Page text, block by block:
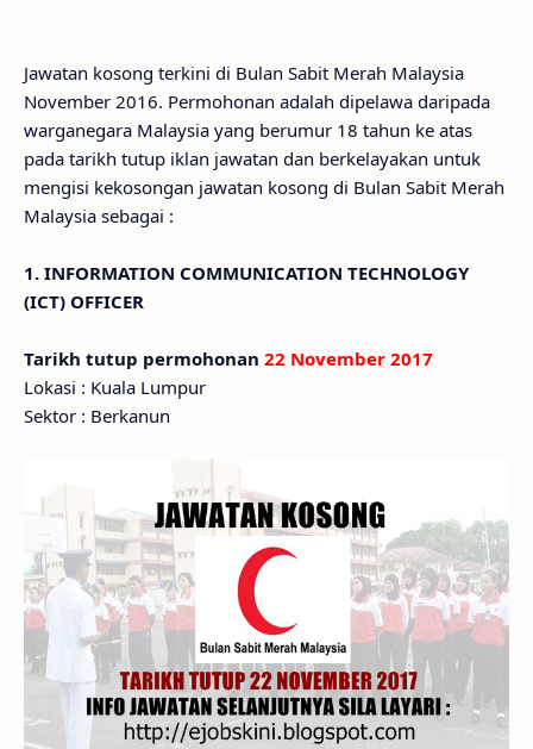
Jawatan kosong terkini di Bulan Sabit Merah Malaysia
November 2016. Permohonan adalah dipelawa daripada
warganegara Malaysia yang berumur 18 tahun ke atas
pada tarikh tutup iklan jawatan dan berkelayakan untuk
mengisi kekosongan jawatan kosong di Bulan Sabit Merah
Malaysia sebagai :
1. INFORMATION COMMUNICATION TECHNOLOGY
(ICT) OFFICER
Tarikh tutup permohonan 22 November 2017
Lokasi : Kuala Lumpur
Sektor : Berkanun